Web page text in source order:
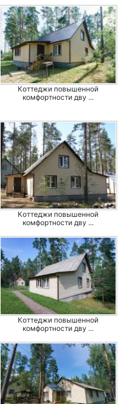
Коттеджи повышенной
комфортности дву ...
Коттеджи повышенной
комфортности дву ...
Коттеджи повышенной
комфортности дву ...